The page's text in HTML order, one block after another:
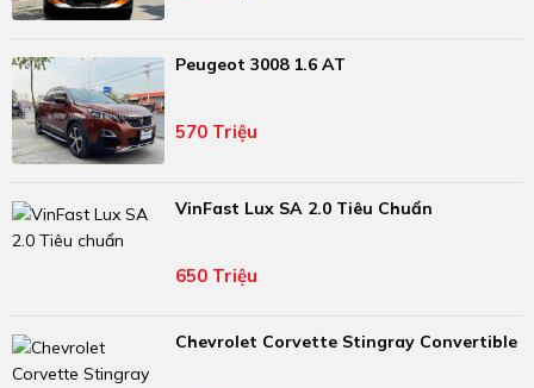
Peugeot 3008 1.6 AT
570 Triệu
VinFast Lux SA 2.0 Tiêu Chuẩn
650 Triệu
Chevrolet Corvette Stingray Convertible